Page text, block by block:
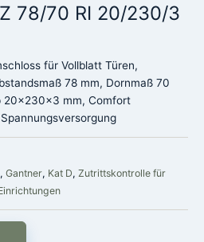
78/70 RI 20/230/3
für Vollblatt Türen,
78 mm, Dornmaß 70
20x230x3 mm, Comfort
, Gantner, Kat D, Zutrittskontrolle für